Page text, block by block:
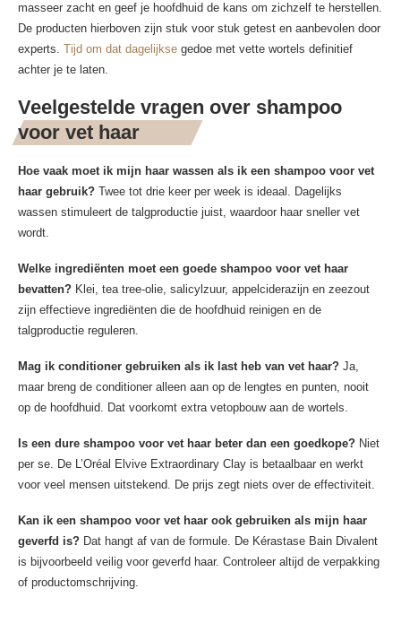
masseer zacht en geef je hoofdhuid de kans om zichzelf te herstellen.
De producten hierboven zijn stuk voor stuk getest en aanbevolen door
experts. Tijd om dat dagelijkse gedoe met vette wortels definitief
achter je te laten.
Veelgestelde vragen over shampoo
voor vet haar
Hoe vaak moet ik mijn haar wassen als ik een shampoo voor vet
haar gebruik? Twee tot drie keer per week is ideaal. Dagelijks
wassen stimuleert de talgproductie juist, waardoor haar sneller vet
wordt.
Welke ingrediënten moet een goede shampoo voor vet haar
bevatten? Klei, tea tree-olie, salicylzuur, appelciderazijn en zeezout
zijn effectieve ingrediënten die de hoofdhuid reinigen en de
talgproductie reguleren.
Mag ik conditioner gebruiken als ik last heb van vet haar? Ja,
maar breng de conditioner alleen aan op de lengtes en punten, nooit
op de hoofdhuid. Dat voorkomt extra vetopbouw aan de wortels.
Is een dure shampoo voor vet haar beter dan een goedkope? Niet
per se. De L’Oréal Elvive Extraordinary Clay is betaalbaar en werkt
voor veel mensen uitstekend. De prijs zegt niets over de effectiviteit.
Kan ik een shampoo voor vet haar ook gebruiken als mijn haar
geverfd is? Dat hangt af van de formule. De Kérastase Bain Divalent
is bijvoorbeeld veilig voor geverfd haar. Controleer altijd de verpakking
of productomschrijving.